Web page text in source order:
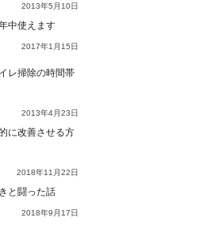
2013年5月10日
中使えます
2017年1月15日
レ掃除の時間帯
2013年4月23日
に改善させる方
2018年11月22日
と闘った話
2018年9月17日